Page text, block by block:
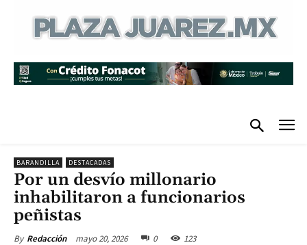
BARANDILLA DESTACADAS
Por un desvío millonario
inhabilitaron a funcionarios
peñistas
By Redacción mayo 20, 2026 0 123